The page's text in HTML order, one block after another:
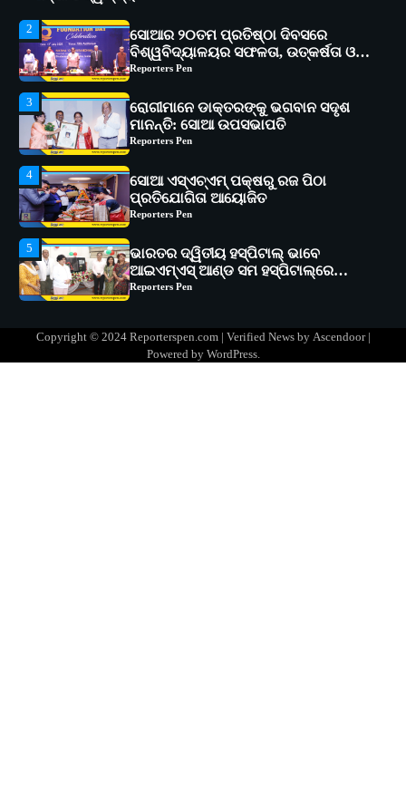
3
ରୋଗୀମାନେ ଡାକ୍ତରଙ୍କୁ ଭଗବାନ ସଦୃଶ
ମାନନ୍ତି: ସୋଆ ଉପସଭାପତି
Reporters Pen
4
ସୋଆ ଏସ୍‌ଏଚ୍‌ଏମ୍ ପକ୍ଷରୁ ରଜ ପିଠା
ପ୍ରତିଯୋଗିତା ଆୟୋଜିତ
Reporters Pen
5
ଭାରତର ଦ୍ୱିତୀୟ ହସ୍ପିଟାଲ୍ ଭାବେ
ଆଇଏମ୍‌ଏସ୍ ଆଣ୍ଡ ସମ ହସ୍ପିଟାଲ୍‌ରେ
ଅତ୍ୟାଧୁନିକ ଡିଜିସ୍କାନର ସ୍ଥାପନ
Reporters Pen
1
ସୋଆ ପକ୍ଷରୁ ରାୱେ କାର୍ଯ୍ୟକ୍ରମ ଅଧୀନରେ
୧୧ଟି ଗ୍ରାମରେ ୧୬ଟି କୃଷକ ପ୍ରଶିକ୍ଷଣ
କାର୍ଯ୍ୟକ୍ରମ ଆୟୋଜିତ
Reporters Pen
ବିଶ୍ୱବିଦ୍ୟାଳୟର ସଫଳତା, ଉତ୍କର୍ଷତା ଓ
ଅଗ୍ରଗତିର ସ୍ମୃତିଚାରଣ
Reporters Pen
Copyright © 2024 Reporterspen.com | Verified News by Ascendoor|
Powered by WordPress.